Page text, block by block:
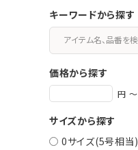
キーワードから探す
価格から探す
円 ～
サイズから探す
0サイズ(5号相当)